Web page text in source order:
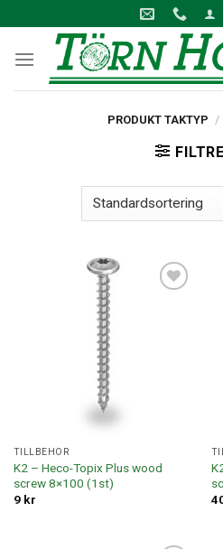
to
content
PRODUKT TAKTYP /
TILLBEHÖR
K2 – Heco-Topix Plus wood
screw 8×100 (1st)
9 kr